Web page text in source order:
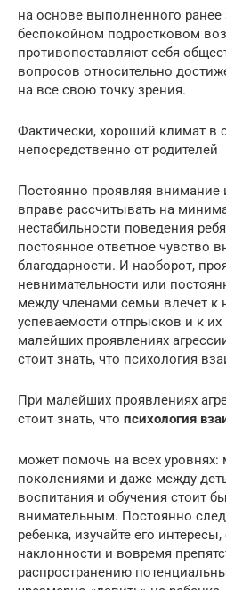
на основе выполненного
беспокойном подростковом
противопоставляют себя
вопросов относительно
на все свою точку зрения.
Фактически, хороший климат в
непосредственно от родителей
Постоянно проявляя внимание
вправе рассчитывать на
нестабильности поведения
постоянное ответное чувство
благодарности. И наоборот,
невнимательности или
между членами семьи влечет к
успеваемости отпрысков и к
малейших проявлениях
стоит знать, что психология
При малейших проявлениях
стоит знать, что психология
может помочь на всех
поколениями и даже между
воспитания и обучения стоит
внимательным. Постоянно
ребенка, изучайте его
наклонности и вовремя
распространению